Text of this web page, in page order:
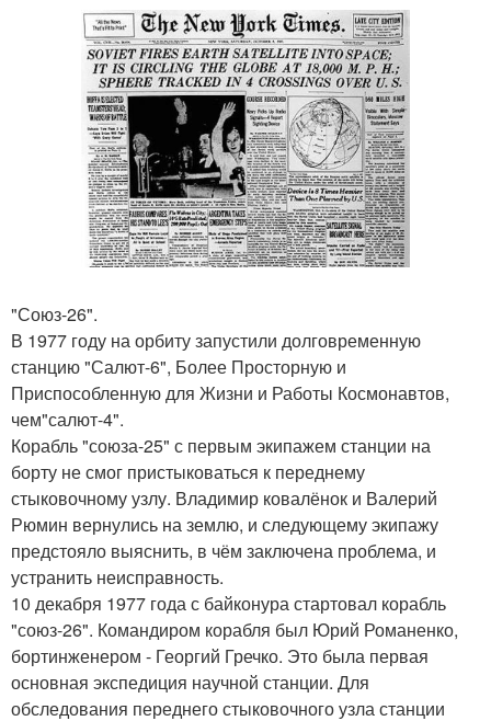
"Союз-26".
В 1977 году на орбиту запустили долговременную
станцию "Салют-6", Более Просторную и
Приспособленную для Жизни и Работы Космонавтов,
чем"салют-4".
Корабль "союза-25" с первым экипажем станции на
борту не смог пристыковаться к переднему
стыковочному узлу. Владимир ковалёнок и Валерий
Рюмин вернулись на землю, и следующему экипажу
предстояло выяснить, в чём заключена проблема, и
устранить неисправность.
10 декабря 1977 года с байконура стартовал корабль
"союз-26". Командиром корабля был Юрий Романенко,
бортинженером - Георгий Гречко. Это была первая
основная экспедиция научной станции. Для
обследования переднего стыковочного узла станции